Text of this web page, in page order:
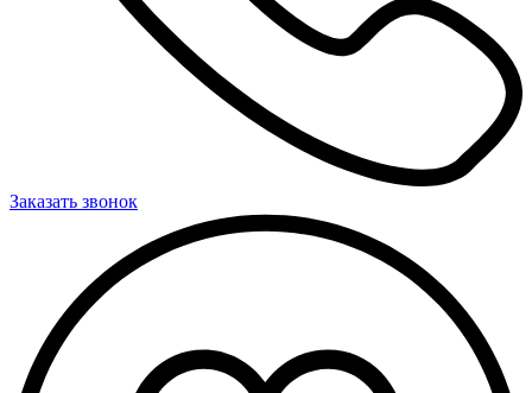
Заказать звонок